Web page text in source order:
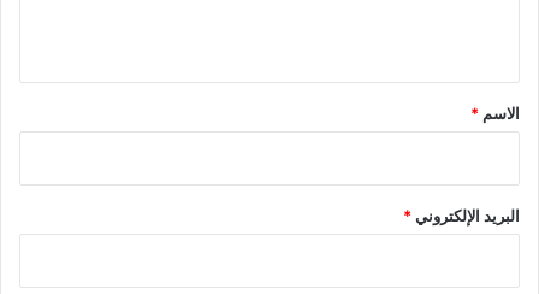
*
الاسم *
البريد الإلكتروني*